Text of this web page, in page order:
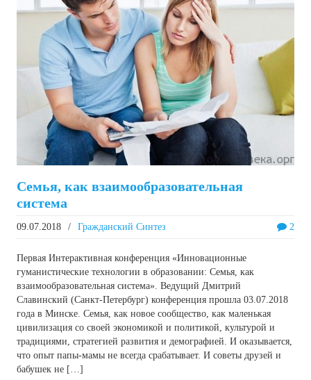
Семья, как взаимообразовательная
система
2
09.07.2018 / Гражданский Синтез
Первая Интерактивная конференция «Инновационные
гуманистические технологии в образовании: Семья, как
взаимообразовательная система». Ведущий Дмитрий
Славинский (Санкт-Петербург) конференция прошла 03.07.2018
года в Минске. Семья, как новое сообщество, как маленькая
цивилизация со своей экономикой и политикой, культурой и
традициями, стратегией развития и демографией. И оказывается,
что опыт папы-мамы не всегда срабатывает. И советы друзей и
бабушек не […]